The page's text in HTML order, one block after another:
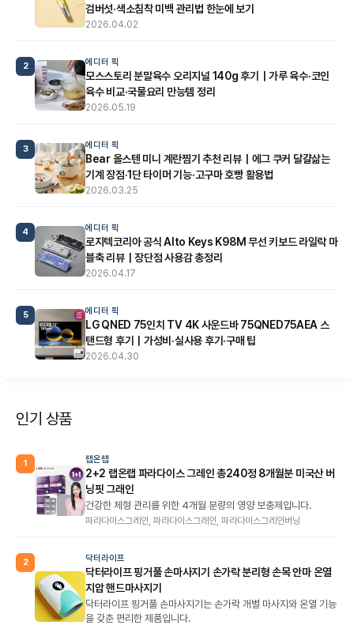
검버섯·색소침착 미백 관리법 한눈에 보기
2026.04.02
2 에디터 픽
모스스토리 분말육수 오리지널 140g 후기｜가루 육수·코인
육수 비교·국물요리 만능템 정리
2026.05.19
3 에디터 픽
Bear 올스텐 미니 계란찜기 추천 리뷰｜에그 쿠커 달걀삶는
기계 장점·1단 타이머 기능·고구마 호빵 활용법
2026.03.25
4 에디터 픽
로지텍코리아 공식 Alto Keys K98M 무선 키보드 라일락 마
블축 리뷰｜장단점 사용감 총정리
2026.04.17
5 에디터 픽
LG QNED 75인치 TV 4K 사운드바 75QNED75AEA 스
탠드형 후기｜가성비·실사용 후기·구매 팁
2026.04.30
인기 상품
1 랩온랩
2+2 랩온랩 파라다이스 그레인 총240정 8개월분 미국산 버
닝핏 그래인
건강한 체형 관리를 위한 4개월 분량의 영양 보충제입니다.
파라다이스그레인, 파라다이스그래인, 파라다이스그레인버닝
2 닥터라이프
닥터라이프 핑거풀 손마사지기 손가락 분리형 손목 안마 온열
지압 핸드마사지기
닥터라이프 핑거풀 손마사지기는 손가락 개별 마사지와 온열 기능
을 갖춘 편리한 제품입니다.